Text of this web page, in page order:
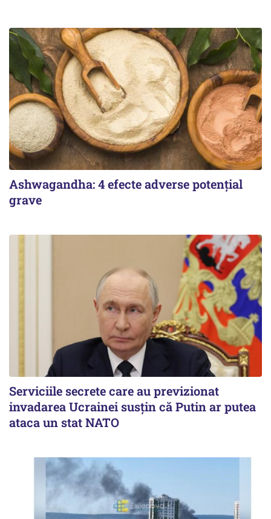
Ashwagandha: 4 efecte adverse potențial
grave
Serviciile secrete care au previzionat
invadarea Ucrainei susțin că Putin ar putea
ataca un stat NATO